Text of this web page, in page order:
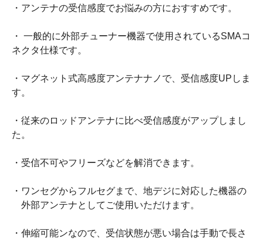
・アンテナの受信感度でお悩みの方におすすめです。
・ 一般的に外部チューナー機器で使用されているSMAコ
ネクタ仕様です。
・マグネット式高感度アンテナナノで、受信感度UPしま
す。
・従来のロッドアンテナに比べ受信感度がアップしまし
た。
・受信不可やフリーズなどを解消できます。
・ワンセグからフルセグまで、地デジに対応した機器の
外部アンテナとしてご使用いただけます。
・伸縮可能ンなので、受信状態が悪い場合は手動で長さ